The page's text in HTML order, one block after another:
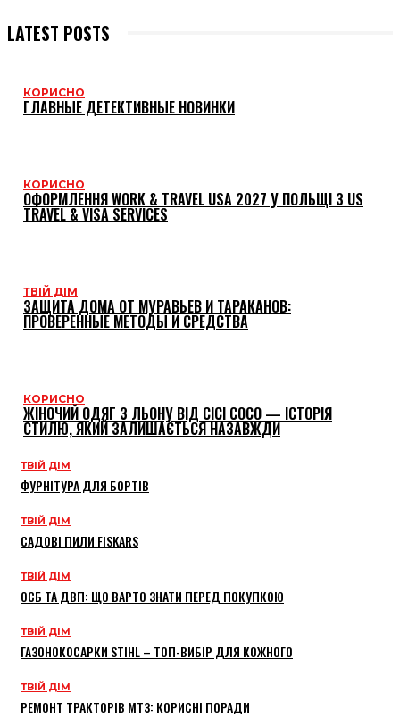
LATEST POSTS
КОРИСНО
ГЛАВНЫЕ ДЕТЕКТИВНЫЕ НОВИНКИ
КОРИСНО
ОФОРМЛЕННЯ WORK & TRAVEL USA 2027 У ПОЛЬЩІ З US
TRAVEL & VISA SERVICES
ТВІЙ ДІМ
ЗАЩИТА ДОМА ОТ МУРАВЬЕВ И ТАРАКАНОВ:
ПРОВЕРЕННЫЕ МЕТОДЫ И СРЕДСТВА
КОРИСНО
ЖІНОЧИЙ ОДЯГ З ЛЬОНУ ВІД CICI COCO — ІСТОРІЯ
СТИЛЮ, ЯКИЙ ЗАЛИШАЄТЬСЯ НАЗАВЖДИ
ТВІЙ ДІМ
ФУРНІТУРА ДЛЯ БОРТІВ
ТВІЙ ДІМ
САДОВІ ПИЛИ FISKARS
ТВІЙ ДІМ
ОСБ ТА ДВП: ЩО ВАРТО ЗНАТИ ПЕРЕД ПОКУПКОЮ
ТВІЙ ДІМ
ГАЗОНОКОСАРКИ STIHL – ТОП-ВИБІР ДЛЯ КОЖНОГО
ТВІЙ ДІМ
РЕМОНТ ТРАКТОРІВ МТЗ: КОРИСНІ ПОРАДИ